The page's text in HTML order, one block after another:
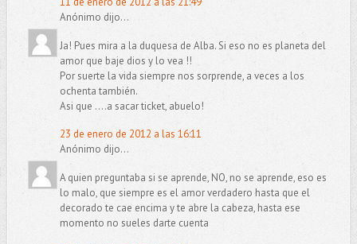
Anónimo dijo...
Ja! Pues mira a la duquesa de Alba. Si eso no es planeta del
amor que baje dios y lo vea !!
Por suerte la vida siempre nos sorprende, a veces a los
ochenta también.
Asi que ....a sacar ticket, abuelo!
23 de enero de 2012 a las 16:11
Anónimo dijo...
A quien preguntaba si se aprende, NO, no se aprende, eso es
lo malo, que siempre es el amor verdadero hasta que el
decorado te cae encima y te abre la cabeza, hasta ese
momento no sueles darte cuenta